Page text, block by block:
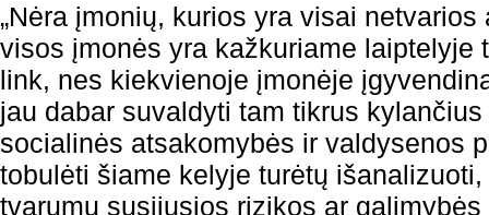
„Nėra įmonių, kurios yra visai
visos įmonės yra kažkuriame laiptelyje
link, nes kiekvienoje įmonėje
jau dabar suvaldyti tam tikrus
socialinės atsakomybės ir valdysenos
tobulėti šiame kelyje turėtų
tvarumu susijusios rizikos ar